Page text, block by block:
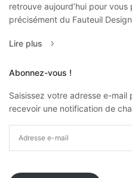
retrouve aujourd’hui pour
précisément du Fauteuil
Lire plus
Abonnez-vous !
Saisissez votre adresse e-
recevoir une notification de